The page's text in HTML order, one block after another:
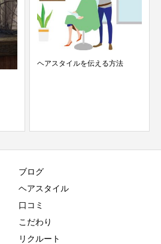
ブログ
ヘアスタイル
口コミ
こだわり
リクルート